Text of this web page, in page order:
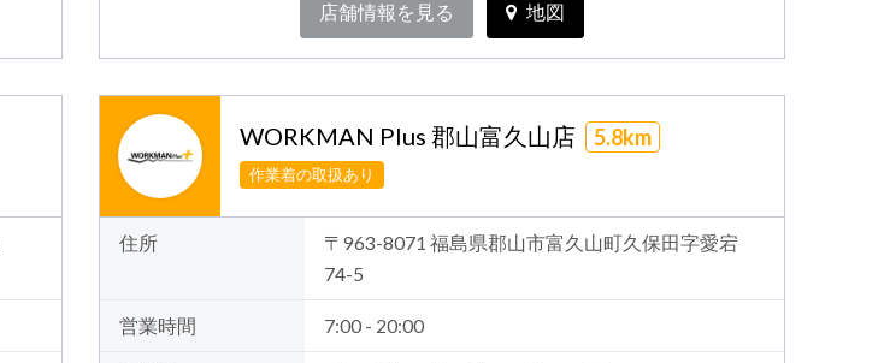
店舗情報を見る 地図
WORKMAN Plus 郡山富久山店 5.8km
作業着の取扱あり
住所
〒963-8071 福島県郡山市富久山町久保田字愛宕
74-5
営業時間 7:00 - 20:00